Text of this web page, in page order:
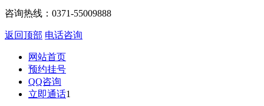
咨询热线：0371-55009888
返回顶部 电话咨询
网站首页
预约挂号
QQ咨询
立即通话1